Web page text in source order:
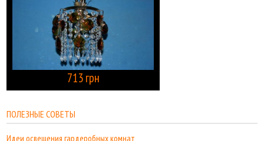
713 грн
ПОЛЕЗНЫЕ СОВЕТЫ
Идеи освещения гардеробных комнат